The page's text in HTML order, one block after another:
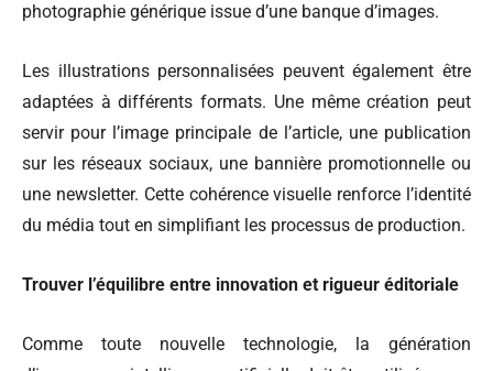
photographie générique issue d’une banque d’images.
Les illustrations personnalisées peuvent également être
adaptées à différents formats. Une même création peut
servir pour l’image principale de l’article, une publication
sur les réseaux sociaux, une bannière promotionnelle ou
une newsletter. Cette cohérence visuelle renforce l’identité
du média tout en simplifiant les processus de production.
Trouver l’équilibre entre innovation et rigueur éditoriale
Comme toute nouvelle technologie, la génération